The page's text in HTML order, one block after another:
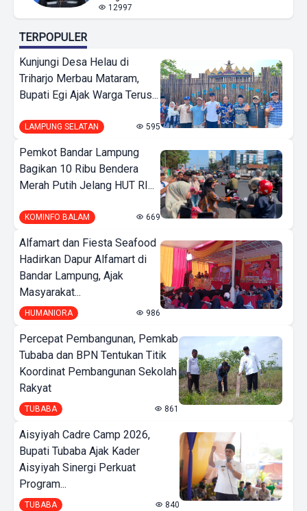
12997
TERPOPULER
Kunjungi Desa Helau di
Triharjo Merbau Mataram,
Bupati Egi Ajak Warga Terus...
LAMPUNG SELATAN 595
Pemkot Bandar Lampung
Bagikan 10 Ribu Bendera
Merah Putih Jelang HUT RI...
KOMINFO BALAM 669
Alfamart dan Fiesta Seafood
Hadirkan Dapur Alfamart di
Bandar Lampung, Ajak
Masyarakat...
HUMANIORA 986
Percepat Pembangunan, Pemkab
Tubaba dan BPN Tentukan Titik
Koordinat Pembangunan Sekolah
Rakyat
TUBABA 861
Aisyiyah Cadre Camp 2026,
Bupati Tubaba Ajak Kader
Aisyiyah Sinergi Perkuat
Program...
TUBABA 840